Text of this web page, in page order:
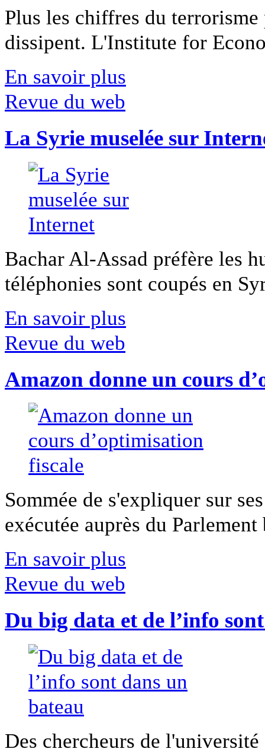
Plus les chiffres du
dissipent. L'Institute for
En savoir plus
Revue du web
La Syrie muselée sur
Bachar Al-Assad préfère les
téléphonies sont coupés en
En savoir plus
Revue du web
Amazon donne un cours
Sommée de s'expliquer sur
exécutée auprès du
En savoir plus
Revue du web
Du big data et de l’info
Des chercheurs de